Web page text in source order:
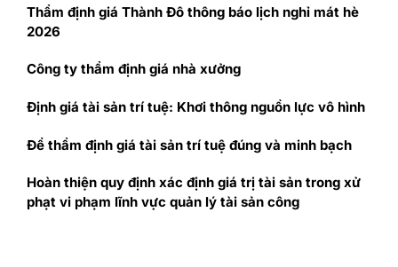
Thẩm định giá Thành Đô thông báo lịch nghỉ mát hè
2026
Công ty thẩm định giá nhà xưởng
Định giá tài sản trí tuệ: Khơi thông nguồn lực vô hình
Để thẩm định giá tài sản trí tuệ đúng và minh bạch
Hoàn thiện quy định xác định giá trị tài sản trong xử
phạt vi phạm lĩnh vực quản lý tài sản công